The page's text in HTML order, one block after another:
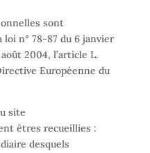
sont
n° 78-87 du 6 janvier
2004, l’article L.
Européenne du
site
êtres recueillies :
desquels